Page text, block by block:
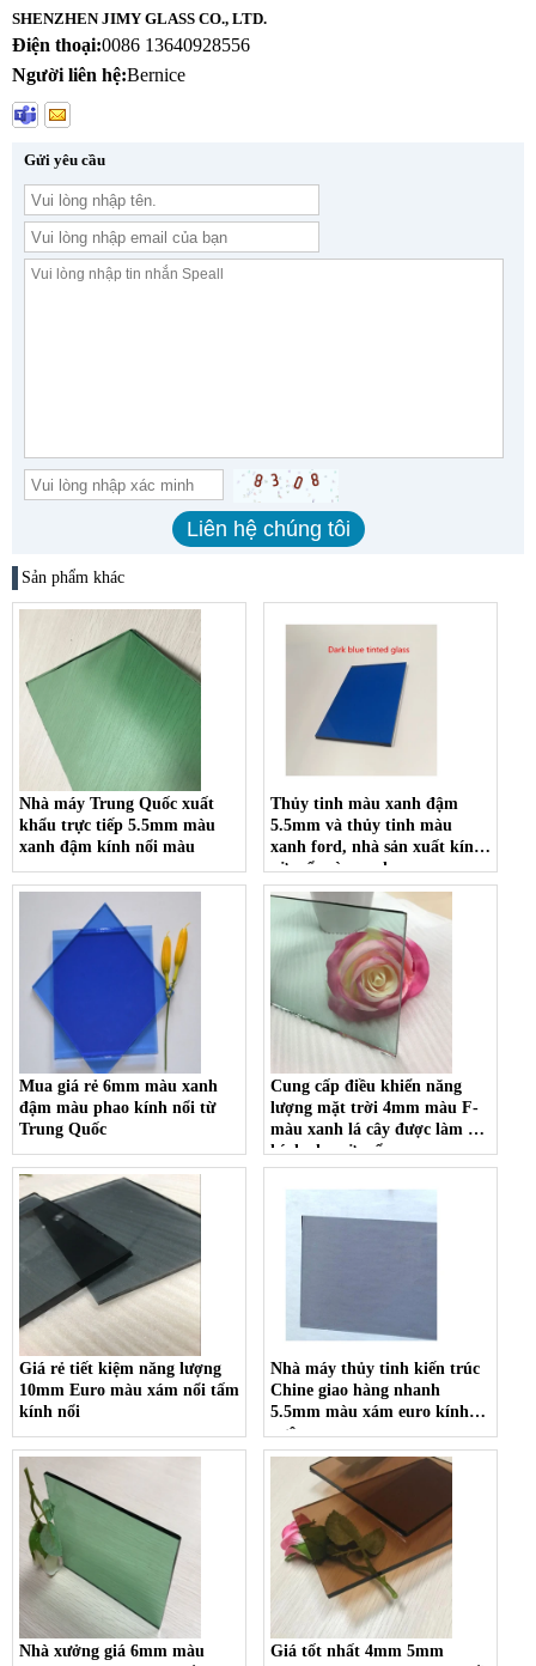
SHENZHEN JIMY GLASS CO., LTD.
Điện thoại:0086 13640928556
Người liên hệ:Bernice
Gửi yêu cầu
Sản phẩm khác
Nhà máy Trung Quốc xuất
khẩu trực tiếp 5.5mm màu
xanh đậm kính nổi màu
Thủy tinh màu xanh đậm
5.5mm và thủy tinh màu
xanh ford, nhà sản xuất kính
cửa sổ màu xanh
Mua giá rẻ 6mm màu xanh
đậm màu phao kính nổi từ
Trung Quốc
Cung cấp điều khiển năng
lượng mặt trời 4mm màu F-
màu xanh lá cây được làm nổi
kính cho cửa sổ
Giá rẻ tiết kiệm năng lượng
10mm Euro màu xám nổi tấm
kính nổi
Nhà máy thủy tinh kiến ​​trúc
Chine giao hàng nhanh
5.5mm màu xám euro kính
ngâm
Nhà xưởng giá 6mm màu
Giá tốt nhất 4mm 5mm